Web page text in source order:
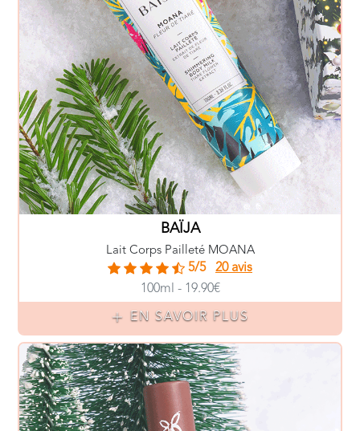
BAÏJA
Lait Corps Pailleté MOANA
5/5
20 avis
100ml - 19.90€
EN SAVOIR PLUS